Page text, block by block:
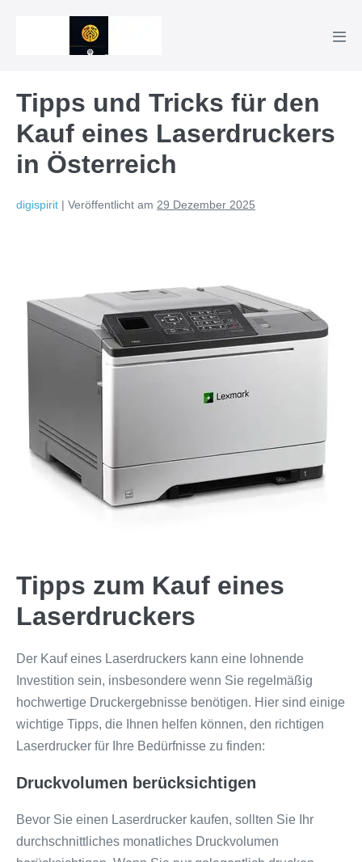
Tipps und Tricks für den
Kauf eines Laserdruckers
in Österreich
digispirit | Veröffentlicht am 29 Dezember 2025
Tipps zum Kauf eines
Laserdruckers
Der Kauf eines Laserdruckers kann eine lohnende
Investition sein, insbesondere wenn Sie regelmäßig
hochwertige Druckergebnisse benötigen. Hier sind einige
wichtige Tipps, die Ihnen helfen können, den richtigen
Laserdrucker für Ihre Bedürfnisse zu finden:
Druckvolumen berücksichtigen
Bevor Sie einen Laserdrucker kaufen, sollten Sie Ihr
durchschnittliches monatliches Druckvolumen